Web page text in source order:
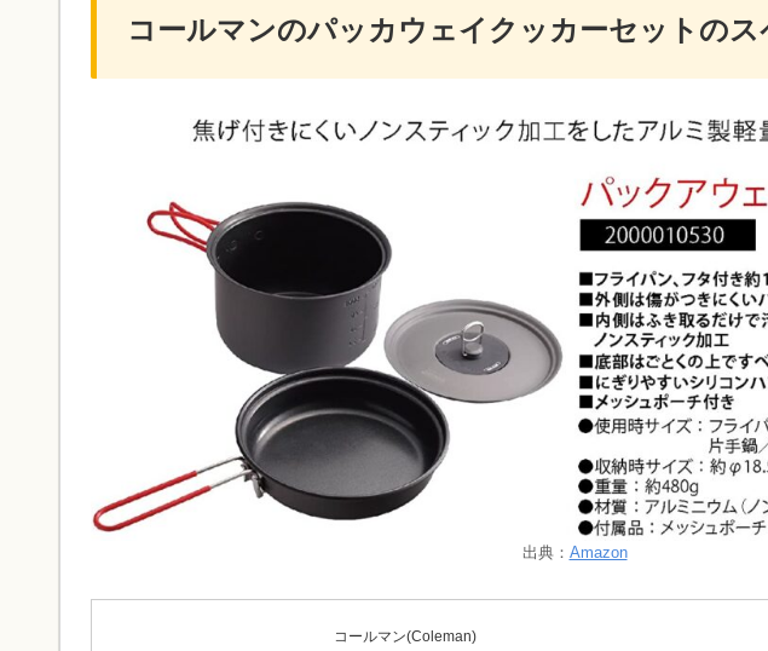
コールマンのパッカウェイクッカーセットのス
出典： Amazon
コールマン(Coleman)